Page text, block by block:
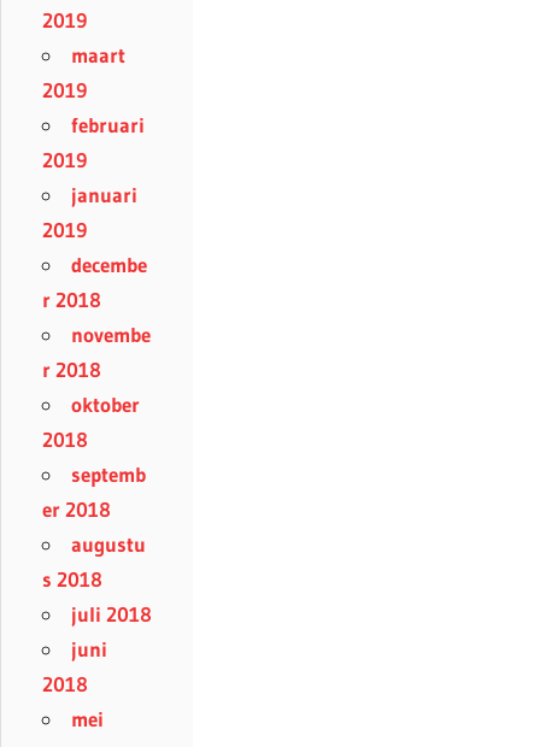
2019
maart
2019
februari
2019
januari
2019
decembe
r 2018
novembe
r 2018
oktober
2018
septemb
er 2018
augustu
s 2018
juli 2018
juni
2018
mei